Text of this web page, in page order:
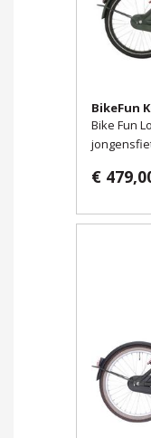
BikeFun
Bike Fun
€